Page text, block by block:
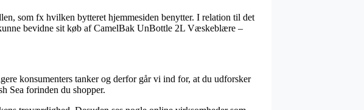
som fx hvilken bytteret hjemmesiden benytter. I relation til det
bevidne sit køb af CamelBak UnBottle 2L Væskeblære –
konsumenters tanker og derfor går vi ind for, at du udforsker
Sea forinden du shopper.